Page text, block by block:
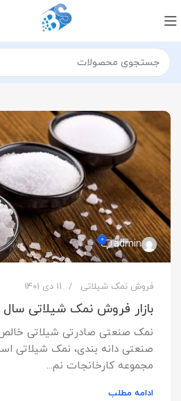
admin
0
فروش نمک شیلاتی 11 دی 1401
بازار فروش نمک شیلاتی سال 1401
نمک صنعتی صادرتی شیلاتی
صنعتی دانه بندی، نمک شیلاتی
مجموعه کارخانجات نم...
ادامه مطلب